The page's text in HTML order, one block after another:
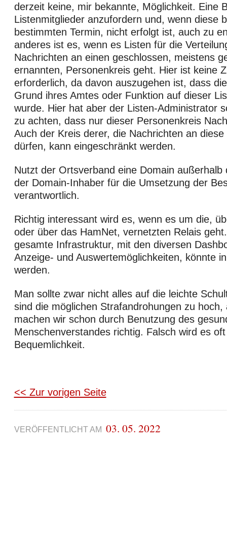
derzeit keine, mir bekannte, Möglichkeit. Eine
Listenmitglieder anzufordern und, wenn diese
bestimmten Termin, nicht erfolgt ist, auch zu
anderes ist es, wenn es Listen für die
Nachrichten an einen geschlossen, meistens
ernannten, Personenkreis geht. Hier ist keine
erforderlich, da davon auszugehen ist, dass
Grund ihres Amtes oder Funktion auf dieser
wurde. Hier hat aber der Listen-Administrator
zu achten, dass nur dieser Personenkreis
Auch der Kreis derer, die Nachrichten an
dürfen, kann eingeschränkt werden.
Nutzt der Ortsverband eine Domain außerhalb
der Domain-Inhaber für die Umsetzung der
verantwortlich.
Richtig interessant wird es, wenn es um die,
oder über das HamNet, vernetzten Relais
gesamte Infrastruktur, mit den diversen
Anzeige- und Auswertemöglichkeiten, könnte
werden.
Man sollte zwar nicht alles auf die leichte
sind die möglichen Strafandrohungen zu hoch,
machen wir schon durch Benutzung des
Menschenverstandes richtig. Falsch wird es
Bequemlichkeit.
<< Zur vorigen Seite
VERÖFFENTLICHT AM 03. 05. 2022